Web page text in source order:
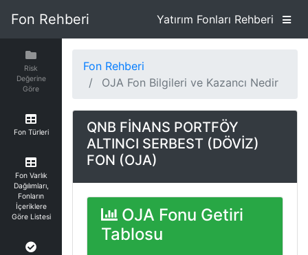
Fon Rehberi Yatırım Fonları Rehberi
Risk
Değerine
Göre
Fon Türleri
Fon Varlık
Dağılımları,
Fonların
İçeriklere
Göre Listesi
Fon Rehberi
OJA Fon Bilgileri ve Kazancı Nedir
QNB FİNANS PORTFÖY
ALTINCI SERBEST (DÖVİZ)
FON (OJA)
OJA Fonu Getiri
Tablosu